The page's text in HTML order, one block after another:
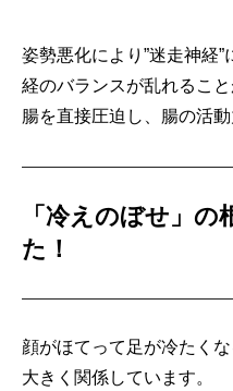
姿勢悪化により”迷走神経
経のバランスが乱れるこ
腸を直接圧迫し、腸の活
「冷えのぼせ」の
た！
顔がほてって足が冷たく
大きく関係しています。